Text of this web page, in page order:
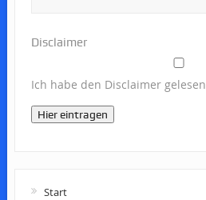
Disclaimer
Ich habe den Disclaimer gelesen
Hier eintragen
Start